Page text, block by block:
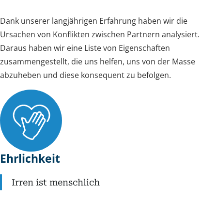
Dank unserer langjährigen Erfahrung haben wir die
Ursachen von Konflikten zwischen Partnern analysiert.
Daraus haben wir eine Liste von Eigenschaften
zusammengestellt, die uns helfen, uns von der Masse
abzuheben und diese konsequent zu befolgen.
Ehrlichkeit
Irren ist menschlich